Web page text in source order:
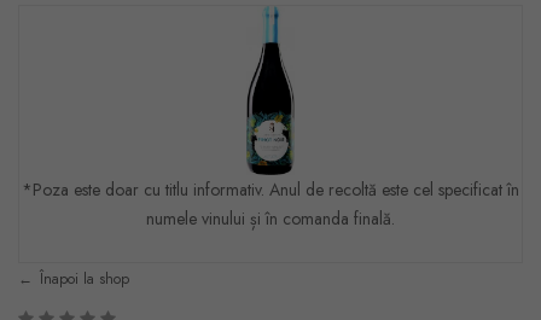
*Poza este doar cu titlu informativ. Anul de recoltă este cel specificat în
numele vinului și în comanda finală.
Înapoi la shop